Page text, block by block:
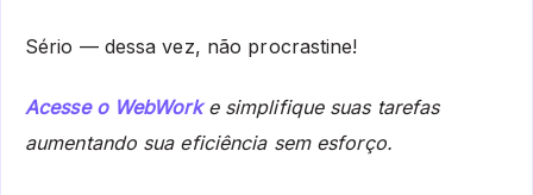
Sério — dessa vez, não procrastine!
Acesse o WebWorke simplifique suas tarefas
aumentando sua eficiência sem esforço.